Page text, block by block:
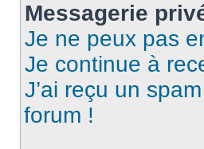
Messagerie
Je ne peux pas
Je continue à
J’ai reçu un
forum !